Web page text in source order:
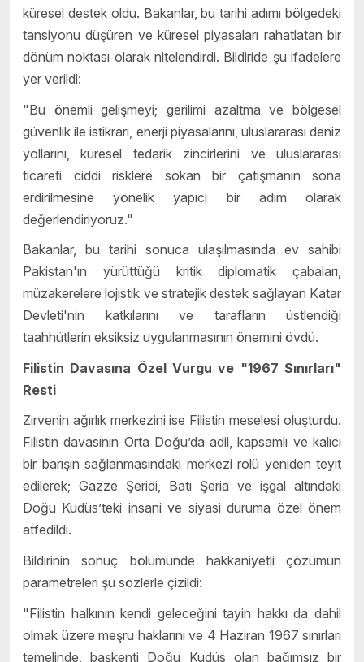
küresel destek oldu. Bakanlar, bu tarihi adımı bölgedeki
tansiyonu düşüren ve küresel piyasaları rahatlatan bir
dönüm noktası olarak nitelendirdi. Bildiride şu ifadelere
yer verildi:
"Bu önemli gelişmeyi; gerilimi azaltma ve bölgesel
güvenlik ile istikrarı, enerji piyasalarını, uluslararası deniz
yollarını, küresel tedarik zincirlerini ve uluslararası
ticareti ciddi risklere sokan bir çatışmanın sona
erdirilmesine yönelik yapıcı bir adım olarak
değerlendiriyoruz."
Bakanlar, bu tarihi sonuca ulaşılmasında ev sahibi
Pakistan'ın yürüttüğü kritik diplomatik çabaları,
müzakerelere lojistik ve stratejik destek sağlayan Katar
Devleti'nin katkılarını ve tarafların üstlendiği
taahhütlerin eksiksiz uygulanmasının önemini övdü.
Filistin Davasına Özel Vurgu ve "1967 Sınırları"
Resti
Zirvenin ağırlık merkezini ise Filistin meselesi oluşturdu.
Filistin davasının Orta Doğu’da adil, kapsamlı ve kalıcı
bir barışın sağlanmasındaki merkezi rolü yeniden teyit
edilerek; Gazze Şeridi, Batı Şeria ve işgal altındaki
Doğu Kudüs’teki insani ve siyasi duruma özel önem
atfedildi.
Bildirinin sonuç bölümünde hakkaniyetli çözümün
parametreleri şu sözlerle çizildi:
"Filistin halkının kendi geleceğini tayin hakkı da dahil
olmak üzere meşru haklarını ve 4 Haziran 1967 sınırları
temelinde, başkenti Doğu Kudüs olan bağımsız bir